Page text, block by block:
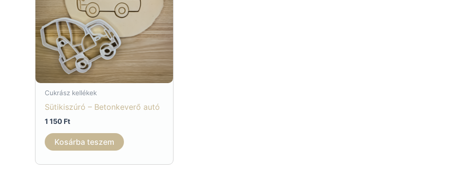
Cukrász kellékek
Sütikiszúró – Betonkeverő autó
1 150 Ft
Kosárba teszem